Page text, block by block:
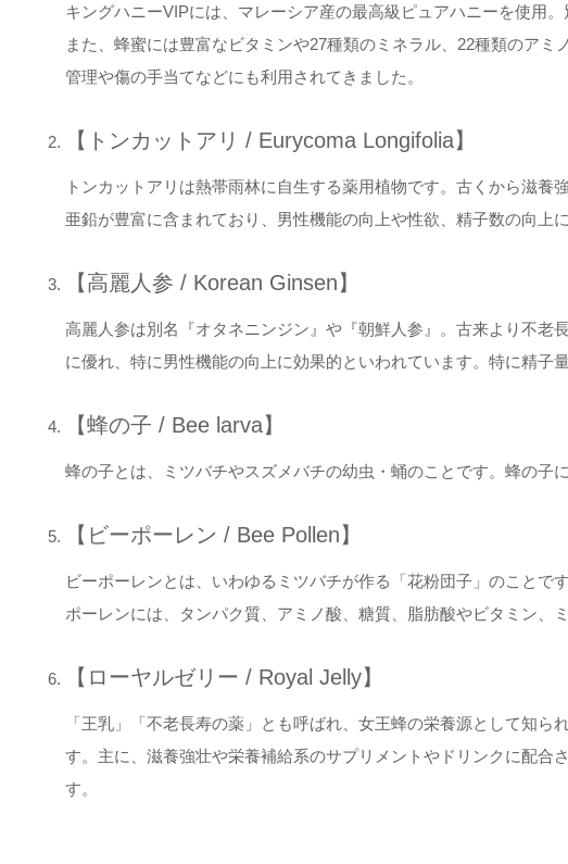
キングハニーVIPには、マレーシア産の最高級ピュアハニーを使用
また、蜂蜜には豊富なビタミンや27種類のミネラル、22種類のア
管理や傷の手当てなどにも利用されてきました。
【トンカットアリ / Eurycoma Longifolia】
トンカットアリは熱帯雨林に自生する薬用植物です。古くから滋
亜鉛が豊富に含まれており、男性機能の向上や性欲、精子数の向上
【高麗人参 / Korean Ginsen】
高麗人参は別名『オタネニンジン』や『朝鮮人参』。古来より不
に優れ、特に男性機能の向上に効果的といわれています。特に精子
【蜂の子 / Bee larva】
蜂の子とは、ミツバチやスズメバチの幼虫・蛹のことです。蜂の
【ビーポーレン / Bee Pollen】
ビーポーレンとは、いわゆるミツバチが作る「花粉団子」のこと
ポーレンには、タンパク質、アミノ酸、糖質、脂肪酸やビタミン、
【ローヤルゼリー / Royal Jelly】
「王乳」「不老長寿の薬」とも呼ばれ、女王蜂の栄養源として知
す。主に、滋養強壮や栄養補給系のサプリメントやドリンクに配
す。